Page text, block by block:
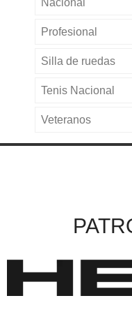
Profesional
Silla de ruedas
Tenis Nacional
Veteranos